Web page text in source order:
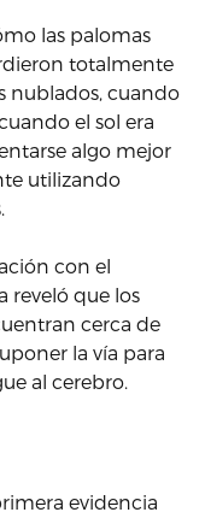
las palomas
totalmente
nublados, cuando
el sol era
algo mejor
utilizando
con el
reveló que los
cerca de
la vía para
al cerebro.
evidencia